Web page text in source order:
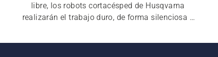
libre, los robots cortacésped de Husqvarna
realizarán el trabajo duro, de forma silenciosa y